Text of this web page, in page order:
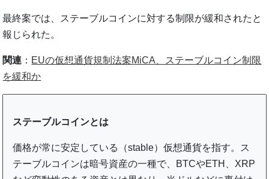
最終案では、ステーブルコインに対する制限が緩和されたと
報じられた。
関連 ： EUの仮想通貨規制法案MiCA、ステーブルコイン制限
を緩和か
ステーブルコインとは
価格が常に安定している（stable）仮想通貨を指す。ス
テーブルコインは暗号資産の一種で、BTCやETH、XRP